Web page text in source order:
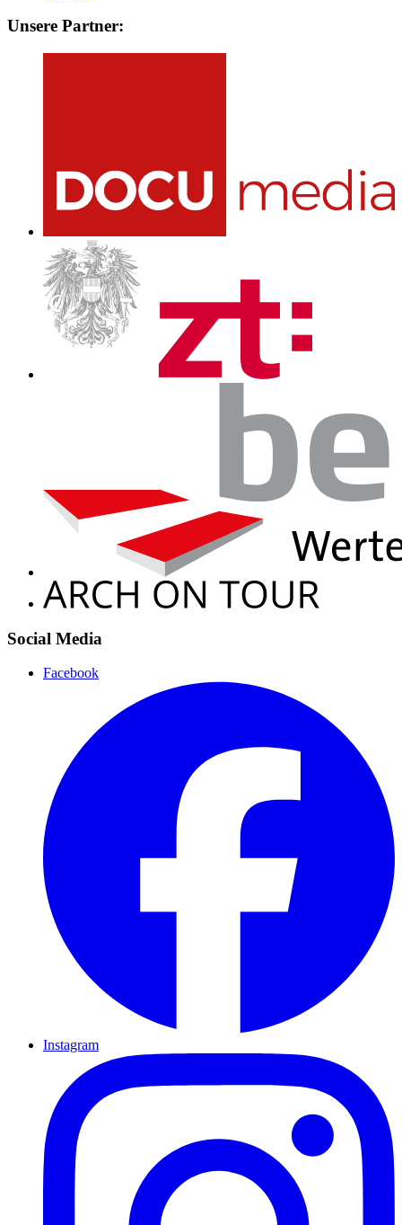
Unsere Partner:
Social Media
Facebook
Instagram